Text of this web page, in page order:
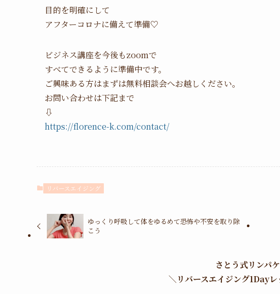
目的を明確にして
アフターコロナに備えて準備♡
ビジネス講座を今後もzoomで
すべてできるように準備中です。
ご興味ある方はまずは無料相談会へお越しください。
お問い合わせは下記まで
⇩
https://florence-k.com/contact/
リバースエイジング
ゆっくり呼吸して体をゆるめて恐怖や不安を取り除
こう
さとう式リンパ
＼リバースエイジング1Day